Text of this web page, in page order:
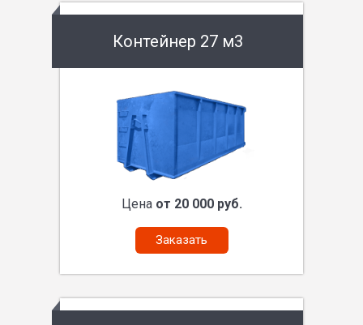
Контейнер 27 м3
Цена от 20 000 руб.
Заказать